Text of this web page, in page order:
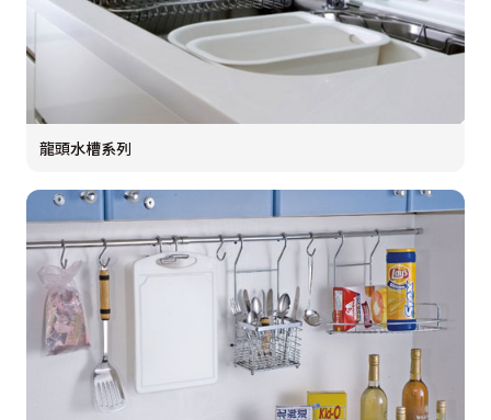
龍頭水槽系列